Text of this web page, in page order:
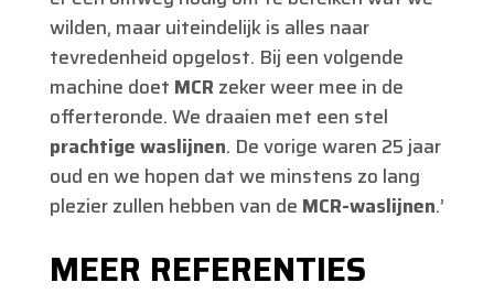
wilden, maar uiteindelijk is alles naar
tevredenheid opgelost. Bij een volgende
machine doet MCR zeker weer mee in de
offerteronde. We draaien met een stel
prachtige waslijnen. De vorige waren 25 jaar
oud en we hopen dat we minstens zo lang
plezier zullen hebben van de MCR-waslijnen.’
MEER REFERENTIES